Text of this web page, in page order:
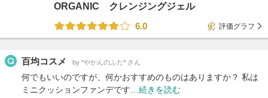
ORGANIC クレンジングジェル
6.0
評価グラフ
百均コスメ by *やかんのふた* さん
何でもいいのですが、何かおすすめのものはありますか？ 私は
ミニクッションファンデです… 続きを読む